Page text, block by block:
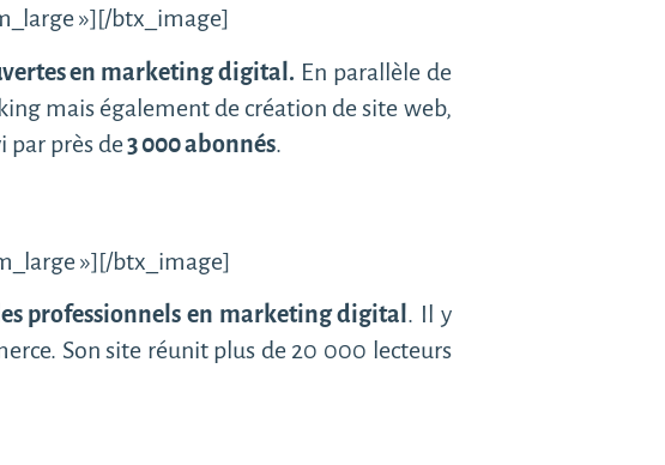
»][/btx_image]
en marketing digital. En parallèle de
mais également de création de site web,
par près de3 000 abonnés.
»][/btx_image]
professionnels en marketing digital. Il y
Son site réunit plus de 20 000 lecteurs